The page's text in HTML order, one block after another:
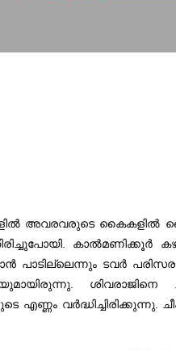
അവരവരുടെ കൈകളില്‍
പാടില്ലെന്നും ടവര്‍
ശിവരാജിനെ
എണ്ണം